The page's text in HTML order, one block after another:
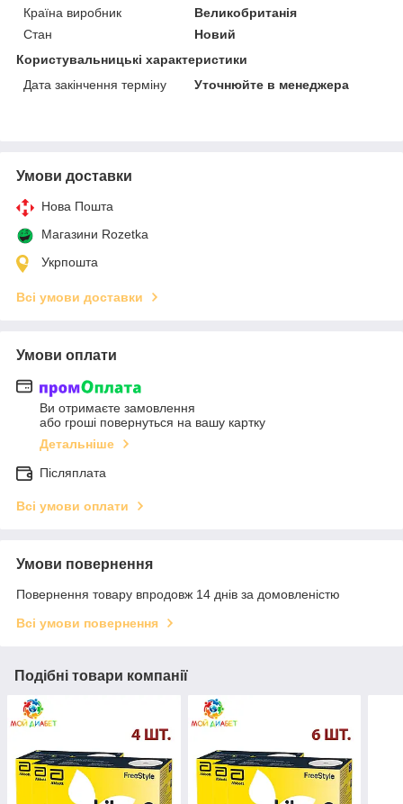
Країна виробник
Великобританія
Стан
Новий
Користувальницькі характеристики
Дата закінчення терміну
Уточнюйте в менеджера
Умови доставки
Нова Пошта
Магазини Rozetka
Укрпошта
Всі умови доставки
Умови оплати
Ви отримаєте замовлення
або гроші повернуться на вашу картку
Детальніше
Післяплата
Всі умови оплати
Умови повернення
Повернення товару впродовж 14 днів за домовленістю
Всі умови повернення
Подібні товари компанії